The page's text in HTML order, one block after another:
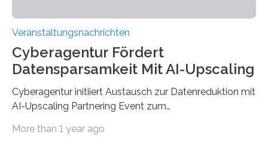
Veranstaltungsnachrichten
Cyberagentur Fördert
Datensparsamkeit Mit AI-Upscaling
Cyberagentur initiiert Austausch zur Datenreduktion mit
AI-Upscaling Partnering Event zum
innovative DatenverarbeitungDie Agentur für
More than 1 year ago